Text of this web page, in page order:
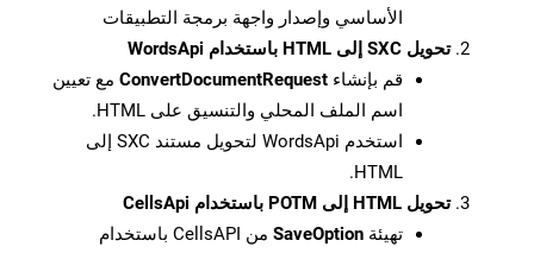
الأساسي وإصدار واجهة برمجة التطبيقات
تحويل SXC إلى HTML باستخدام WordsApi
قم بإنشاء ConvertDocumentRequest مع تعيين
اسم الملف المحلي والتنسيق على HTML.
استخدم WordsApi لتحويل مستند SXC إلى
HTML.
تحويل HTML إلى POTM باستخدام CellsApi
تهيئة SaveOption
من CellsAPI باستخدام